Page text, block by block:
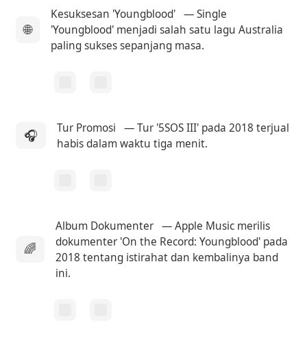
🌐
Kesuksesan 'Youngblood' — Single
'Youngblood' menjadi salah satu lagu Australia
paling sukses sepanjang masa.
🎧 Tur Promosi
— Tur '5SOS III' pada 2018 terjual
habis dalam waktu tiga menit.
🌈
Album Dokumenter — Apple Music merilis
dokumenter 'On the Record: Youngblood' pada
2018 tentang istirahat dan kembalinya band
ini.